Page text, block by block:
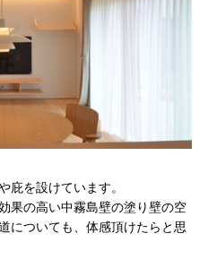
庇を設けています。
果の高い中霧島壁の塗り壁の空
についても、体感頂けたらと思